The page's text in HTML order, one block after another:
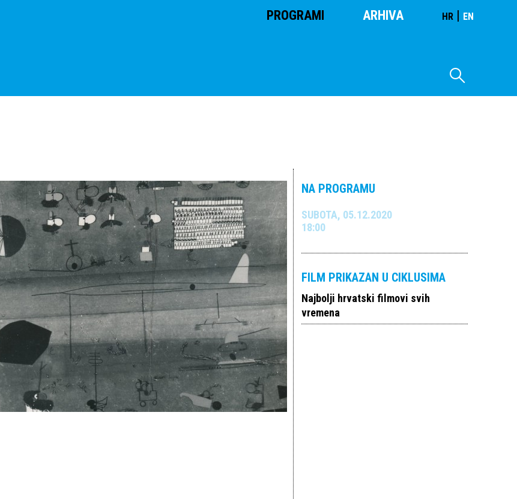
PROGRAMI ARHIVA HR | EN
NA PROGRAMU
SUBOTA, 05.12.2020
18:00
FILM PRIKAZAN U CIKLUSIMA
Najbolji hrvatski filmovi svih
vremena